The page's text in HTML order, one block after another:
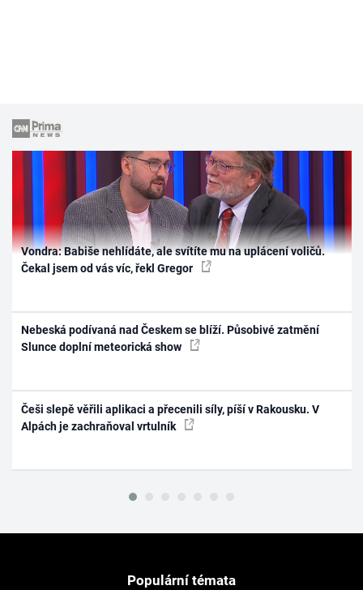
Vondra: Babiše nehlídáte, ale svítíte mu na uplácení voličů.
Čekal jsem od vás víc, řekl Gregor
Nebeská podívaná nad Českem se blíží. Působivé zatmění
Slunce doplní meteorická show
Češi slepě věřili aplikaci a přecenili síly, píší v Rakousku. V
Alpách je zachraňoval vrtulník
Populární témata